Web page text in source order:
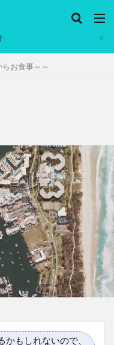
お食事～～
もしれないので、
会 脱水シート